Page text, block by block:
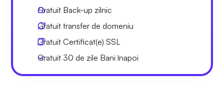
Gratuit Back-up zilnic
Gratuit transfer de domeniu
Gratuit Certificat(e) SSL
Gratuit 30 de zile Bani înapoi